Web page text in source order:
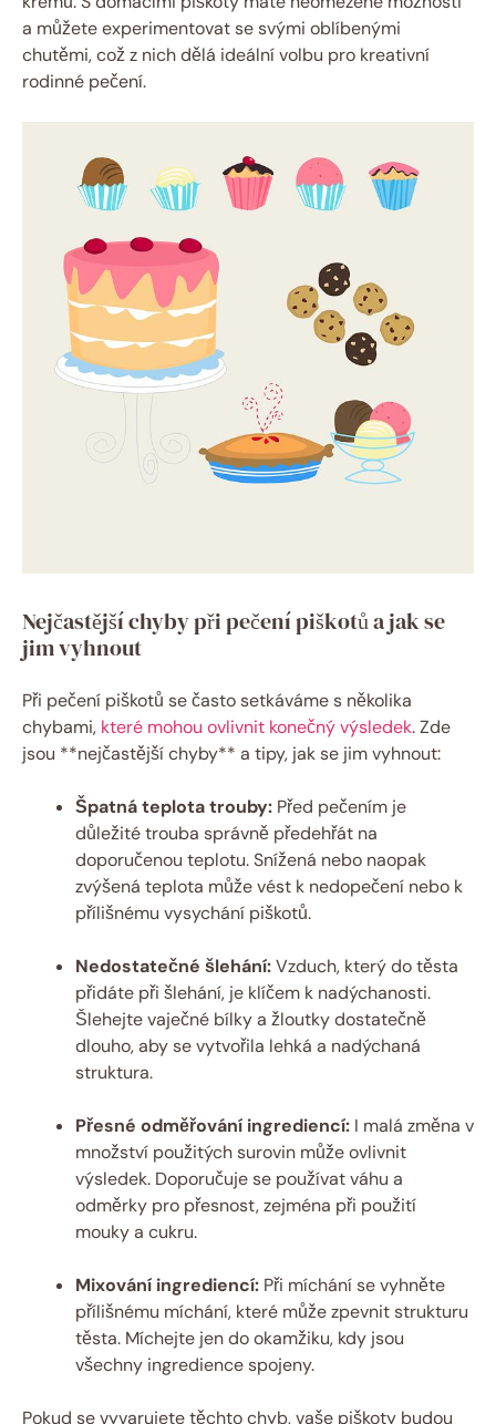
a můžete experimentovat se svými oblíbenými
chutěmi, což z nich dělá ideální volbu pro kreativní
rodinné pečení.
Nejčastější chyby při pečení piškotů a jak se
jim vyhnout
Při pečení piškotů se často setkáváme s několika
chybami, které mohou ovlivnit konečný výsledek. Zde
jsou **nejčastější chyby** a tipy, jak se jim vyhnout:
Špatná teplota trouby: Před pečením je
důležité trouba správně předehřát na
doporučenou teplotu. Snížená nebo naopak
zvýšená teplota může vést k nedopečení nebo k
přílišnému vysychání piškotů.
Nedostatečné šlehání:Vzduch, který do těsta
přidáte při šlehání, je klíčem k nadýchanosti.
Šlehejte vaječné bílky a žloutky dostatečně
dlouho, aby se vytvořila lehká a nadýchaná
struktura.
Přesné odměřování ingrediencí: I malá změna v
množství použitých surovin může ovlivnit
výsledek. Doporučuje se používat váhu a
odměrky pro přesnost, zejména při použití
mouky a cukru.
Mixování ingrediencí: Při míchání se vyhněte
přílišnému míchání, které může zpevnit strukturu
těsta. Míchejte jen do okamžiku, kdy jsou
všechny ingredience spojeny.
Pokud se vyvarujete těchto chyb, vaše piškoty budou